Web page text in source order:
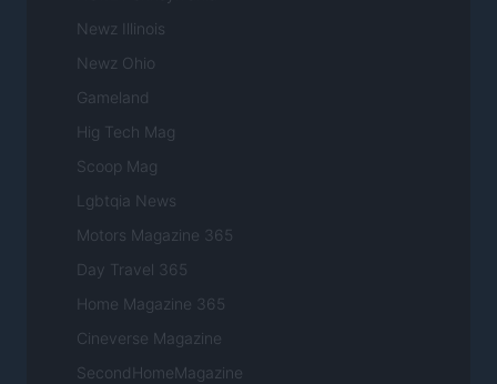
Newz Illinois
Newz Ohio
Gameland
Hig Tech Mag
Scoop Mag
Lgbtqia News
Motors Magazine 365
Day Travel 365
Home Magazine 365
Cineverse Magazine
SecondHomeMagazine